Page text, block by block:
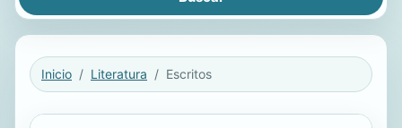
Inicio Literatura Escritos